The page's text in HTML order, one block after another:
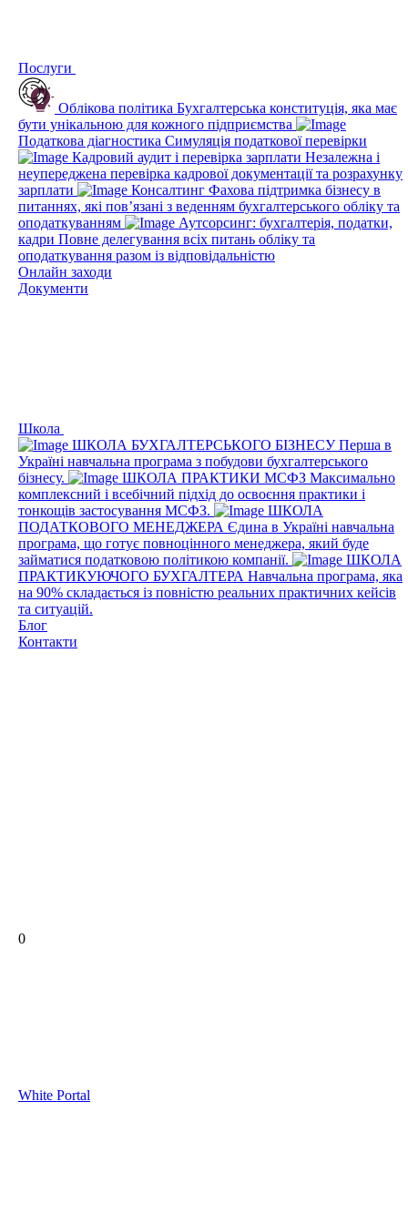
Послуги
Облікова політика Бухгалтерська конституція, яка має
бути унікальною для кожного підприємства
Податкова діагностика Симуляція податкової перевірки
Кадровий аудит і перевірка зарплати Незалежна і
неупереджена перевірка кадрової документації та розрахунку
зарплати
Консалтинг Фахова підтримка бізнесу в
питаннях, які пов’язані з веденням бухгалтерського обліку та
оподаткуванням
Аутсорсинг: бухгалтерія, податки,
кадри Повне делегування всіх питань обліку та
оподаткування разом із відповідальністю
Онлайн заходи
Документи
Школа
ШКОЛА БУХГАЛТЕРСЬКОГО БІЗНЕСУПерша в
Україні навчальна програма з побудови бухгалтерського
бізнесу.
ШКОЛА ПРАКТИКИ МСФЗ Максимально
комплексний і всебічний підхід до освоєння практики і
тонкощів застосування МСФЗ.
ШКОЛА
ПОДАТКОВОГО МЕНЕДЖЕРА Єдина в Україні навчальна
програма, що готує повноцінного менеджера, який буде
займатися податковою політикою компанії.
ШКОЛА
ПРАКТИКУЮЧОГО БУХГАЛТЕРА Навчальна програма, яка
на 90% складається із повністю реальних практичних кейсів
та ситуацій.
Блог
Контакти
0
White Portal